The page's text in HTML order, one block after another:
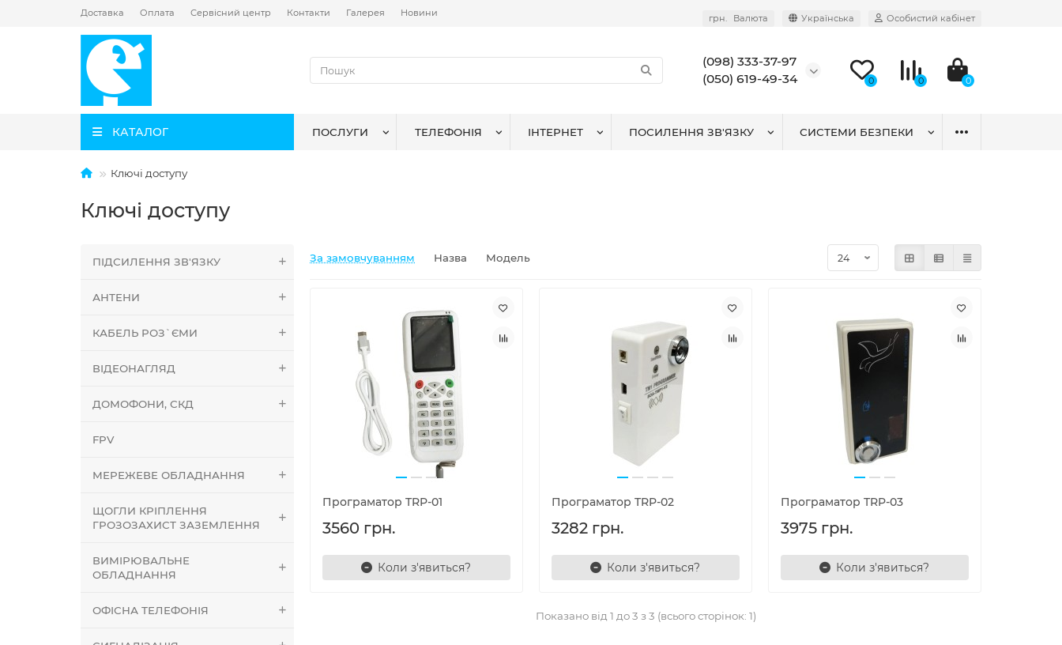
Доставка Оплата Сервісний центр Контакти Галерея Новини грн. Валюта Українська Особистий кабінет
(098) 333-37-97
(050) 619-49-34
0 0 0
КАТАЛОГ ПОСЛУГИ ТЕЛЕФОНІЯ ІНТЕРНЕТ ПОСИЛЕННЯ ЗВ'ЯЗКУ СИСТЕМИ БЕЗПЕКИ
Ключі доступу
Ключі доступу
ПІДСИЛЕННЯ ЗВ'ЯЗКУ
АНТЕНИ
КАБЕЛЬ РОЗ`ЄМИ
ВІДЕОНАГЛЯД
ДОМОФОНИ, СКД
FPV
МЕРЕЖЕВЕ ОБЛАДНАННЯ
ЩОГЛИ КРІПЛЕННЯ
ГРОЗОЗАХИСТ ЗАЗЕМЛЕННЯ
ВИМІРЮВАЛЬНЕ
ОБЛАДНАННЯ
ОФІСНА ТЕЛЕФОНІЯ
За замовчуванням Назва Модель
Програматор TRP-01
3560 грн.
Коли з'явиться?
Програматор TRP-02
3282 грн.
Коли з'явиться?
Програматор TRP-03
3975 грн.
Коли з'явиться?
Показано від 1 до 3 з 3 (всього сторінок: 1)